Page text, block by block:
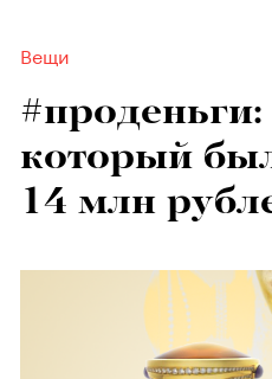
Вещи
который
14 млн